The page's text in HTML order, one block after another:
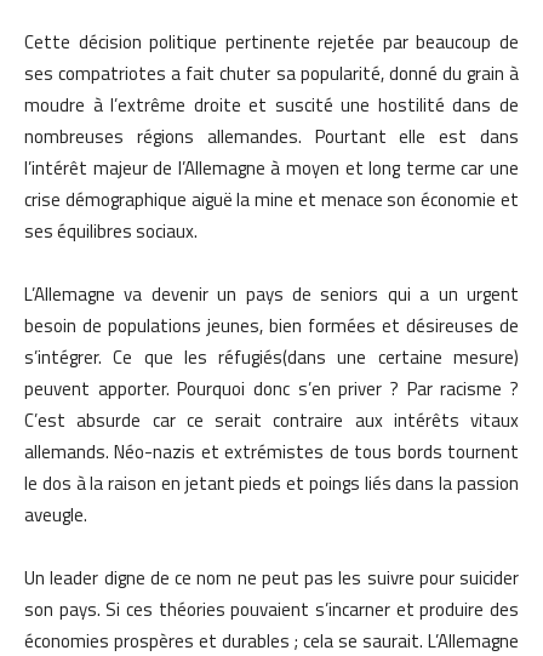
Cette décision politique pertinente rejetée par beaucoup de
ses compatriotes a fait chuter sa popularité, donné du grain à
moudre à l’extrême droite et suscité une hostilité dans de
nombreuses régions allemandes. Pourtant elle est dans
l’intérêt majeur de l’Allemagne à moyen et long terme car une
crise démographique aiguë la mine et menace son économie et
ses équilibres sociaux.
L’Allemagne va devenir un pays de seniors qui a un urgent
besoin de populations jeunes, bien formées et désireuses de
s’intégrer. Ce que les réfugiés(dans une certaine mesure)
peuvent apporter. Pourquoi donc s’en priver ? Par racisme ?
C’est absurde car ce serait contraire aux intérêts vitaux
allemands. Néo-nazis et extrémistes de tous bords tournent
le dos à la raison en jetant pieds et poings liés dans la passion
aveugle.
Un leader digne de ce nom ne peut pas les suivre pour suicider
son pays. Si ces théories pouvaient s’incarner et produire des
économies prospères et durables ; cela se saurait. L’Allemagne